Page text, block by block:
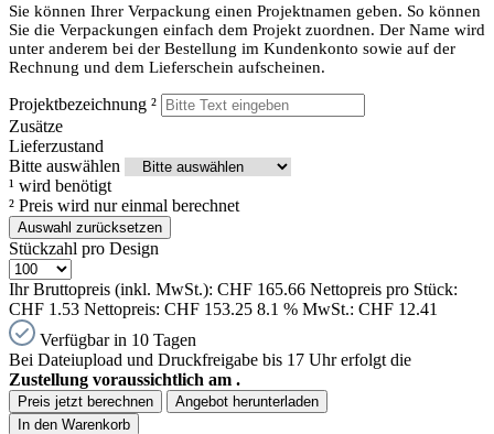
Sie können Ihrer Verpackung einen Projektnamen geben. So können
Sie die Verpackungen einfach dem Projekt zuordnen. Der Name wird
unter anderem bei der Bestellung im Kundenkonto sowie auf der
Rechnung und dem Lieferschein aufscheinen.
Projektbezeichnung ²
Zusätze
Lieferzustand
Bitte auswählen
¹ wird benötigt
² Preis wird nur einmal berechnet
Auswahl zurücksetzen
Stückzahl pro Design
Ihr Bruttopreis (inkl. MwSt.): CHF 165.66 Nettopreis pro Stück:
CHF 1.53 Nettopreis: CHF 153.25 8.1 % MwSt.: CHF 12.41
Verfügbar in 10 Tagen
Bei Dateiupload und Druckfreigabe bis 17 Uhr erfolgt die
Zustellung voraussichtlich am .
Preis jetzt berechnen
Angebot herunterladen
In den Warenkorb